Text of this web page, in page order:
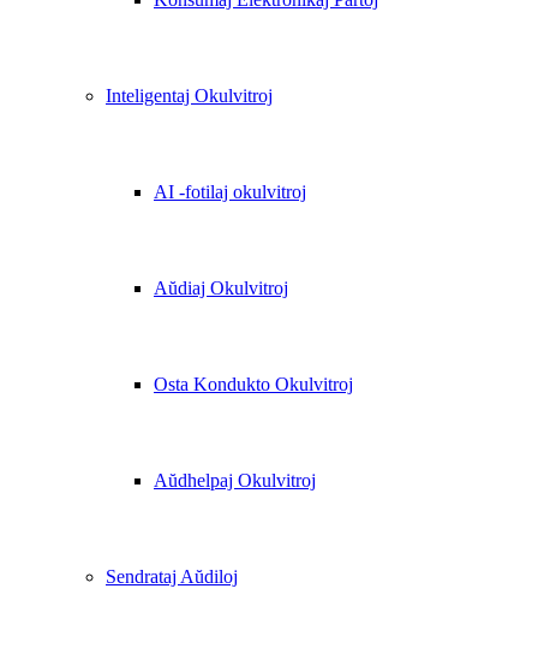
Inteligentaj Okulvitroj
AI -fotilaj okulvitroj
Aŭdiaj Okulvitroj
Osta Kondukto Okulvitroj
Aŭdhelpaj Okulvitroj
Sendrataj Aŭdiloj